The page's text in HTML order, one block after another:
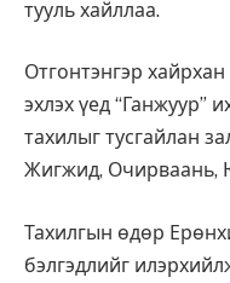
тууль хайллаа.
Отгонтэнгэр
эхлэх үед “Ганжуур”
тахилыг тусгайлан
Жигжид, Очирваань,
Тахилгын өдөр
бэлгэдлийг